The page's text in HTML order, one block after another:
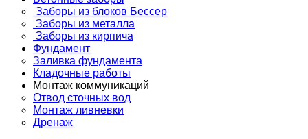
Заборы из блоков Бессер
Заборы из металла
Заборы из кирпича
Фундамент
Заливка фундамента
Кладочные работы
Монтаж коммуникаций
Отвод сточных вод
Монтаж ливневки
Дренаж